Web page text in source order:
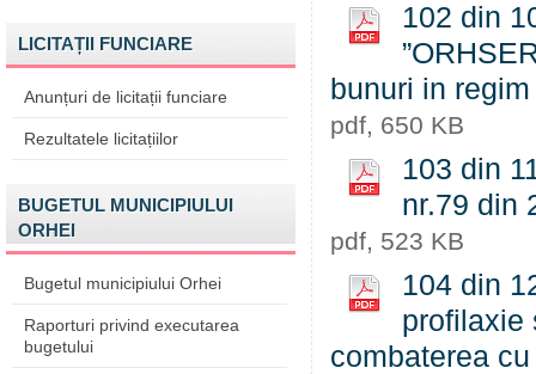
LICITAȚII FUNCIARE
Anunțuri de licitații funciare
Rezultatele licitațiilor
BUGETUL MUNICIPIULUI
ORHEI
Bugetul municipiului Orhei
Raporturi privind executarea
bugetului
102 din
bunuri in
pdf, 650 KB
103 din
nr.79 din
pdf, 523 KB
104 din
profilaxie
combaterea